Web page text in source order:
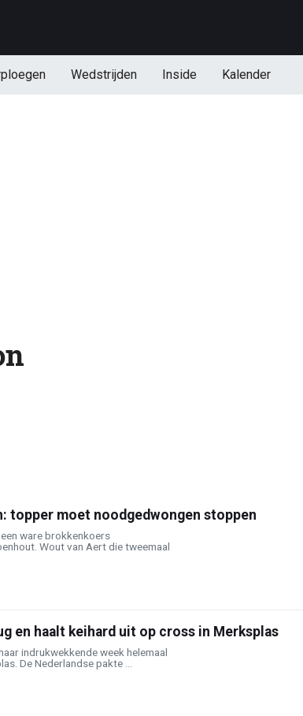
Wedstrijden Inside Kalender
topper moet noodgedwongen stoppen
ware brokkenkoers
Wout van Aert die tweemaal
en haalt keihard uit op cross in Merksplas
indrukwekkende week helemaal
De Nederlandse pakte ...